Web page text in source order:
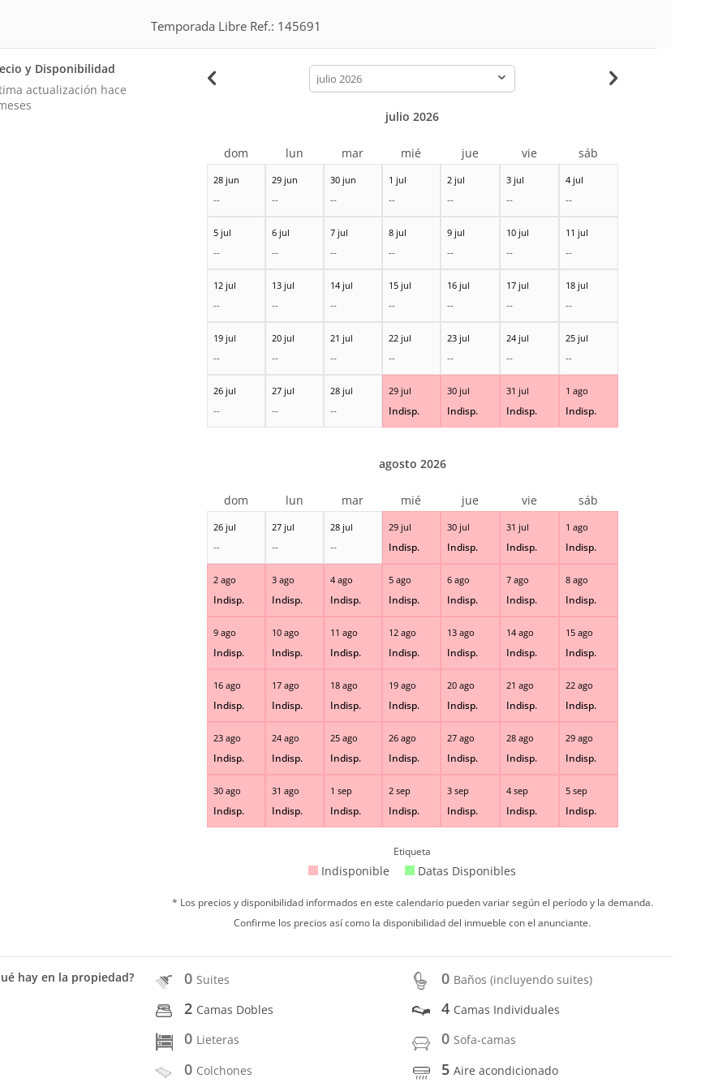
Temporada Libre Ref.: 145691
y Disponibilidad
actualización hace
calendar-
month
28 jun
--
29 jun
--
30 jun
--
1 jul
--
2 jul
--
3 jul
--
4 jul
--
5 jul
--
6 jul
--
7 jul
--
8 jul
--
9 jul
--
10 jul
--
11 jul
--
12 jul
--
13 jul
--
14 jul
--
15 jul
--
16 jul
--
17 jul
--
18 jul
--
19 jul
--
20 jul
--
21 jul
--
22 jul
--
23 jul
--
24 jul
--
25 jul
--
26 jul
--
27 jul
--
28 jul
--
29 jul
Indisp.
30 jul
Indisp.
31 jul
Indisp.
1 ago
Indisp.
julio 2026
dom lun mar mié jue vie sáb
26 jul
--
27 jul
--
28 jul
--
29 jul
Indisp.
30 jul
Indisp.
31 jul
Indisp.
1 ago
Indisp.
2 ago
Indisp.
3 ago
Indisp.
4 ago
Indisp.
5 ago
Indisp.
6 ago
Indisp.
7 ago
Indisp.
8 ago
Indisp.
9 ago
Indisp.
10 ago
Indisp.
11 ago
Indisp.
12 ago
Indisp.
13 ago
Indisp.
14 ago
Indisp.
15 ago
Indisp.
16 ago
Indisp.
17 ago
Indisp.
18 ago
Indisp.
19 ago
Indisp.
20 ago
Indisp.
21 ago
Indisp.
22 ago
Indisp.
23 ago
Indisp.
24 ago
Indisp.
25 ago
Indisp.
26 ago
Indisp.
27 ago
Indisp.
28 ago
Indisp.
29 ago
Indisp.
30 ago
Indisp.
31 ago
Indisp.
1 sep
Indisp.
2 sep
Indisp.
3 sep
Indisp.
4 sep
Indisp.
5 sep
Indisp.
agosto 2026
dom lun mar mié jue vie sáb
Etiqueta
Indisponible Datas Disponibles
* Los precios y disponibilidad informados en este calendario pueden variar según el período y la demanda.
Confirme los precios así como la disponibilidad del inmueble con el anunciante.
hay en la propiedad? 0 Suites 0 Baños (incluyendo suites)
2 Camas Dobles 4 Camas Individuales
0 Lieteras 0 Sofa-camas
0 Colchones 5Aire acondicionado